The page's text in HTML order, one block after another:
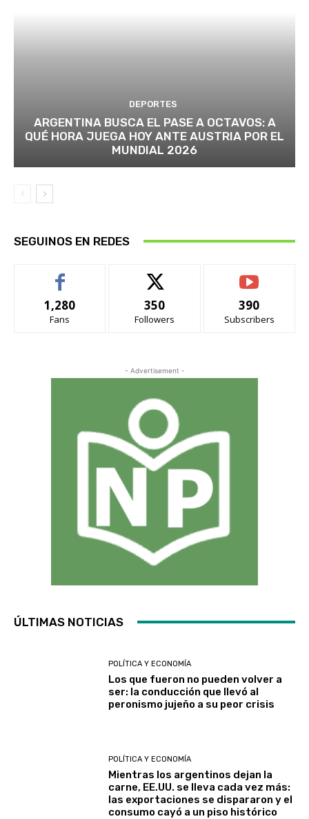
DEPORTES
ARGENTINA BUSCA EL PASE A OCTAVOS: A
QUÉ HORA JUEGA HOY ANTE AUSTRIA POR EL
MUNDIAL 2026
SEGUINOS EN REDES
1,280
Fans
350
Followers
390
Subscribers
- Advertisement -
ÚLTIMAS NOTICIAS
POLÍTICA Y ECONOMÍA
Los que fueron no pueden volver a
ser: la conducción que llevó al
peronismo jujeño a su peor crisis
POLÍTICA Y ECONOMÍA
Mientras los argentinos dejan la
carne, EE.UU. se lleva cada vez más:
las exportaciones se dispararon y el
consumo cayó a un piso histórico